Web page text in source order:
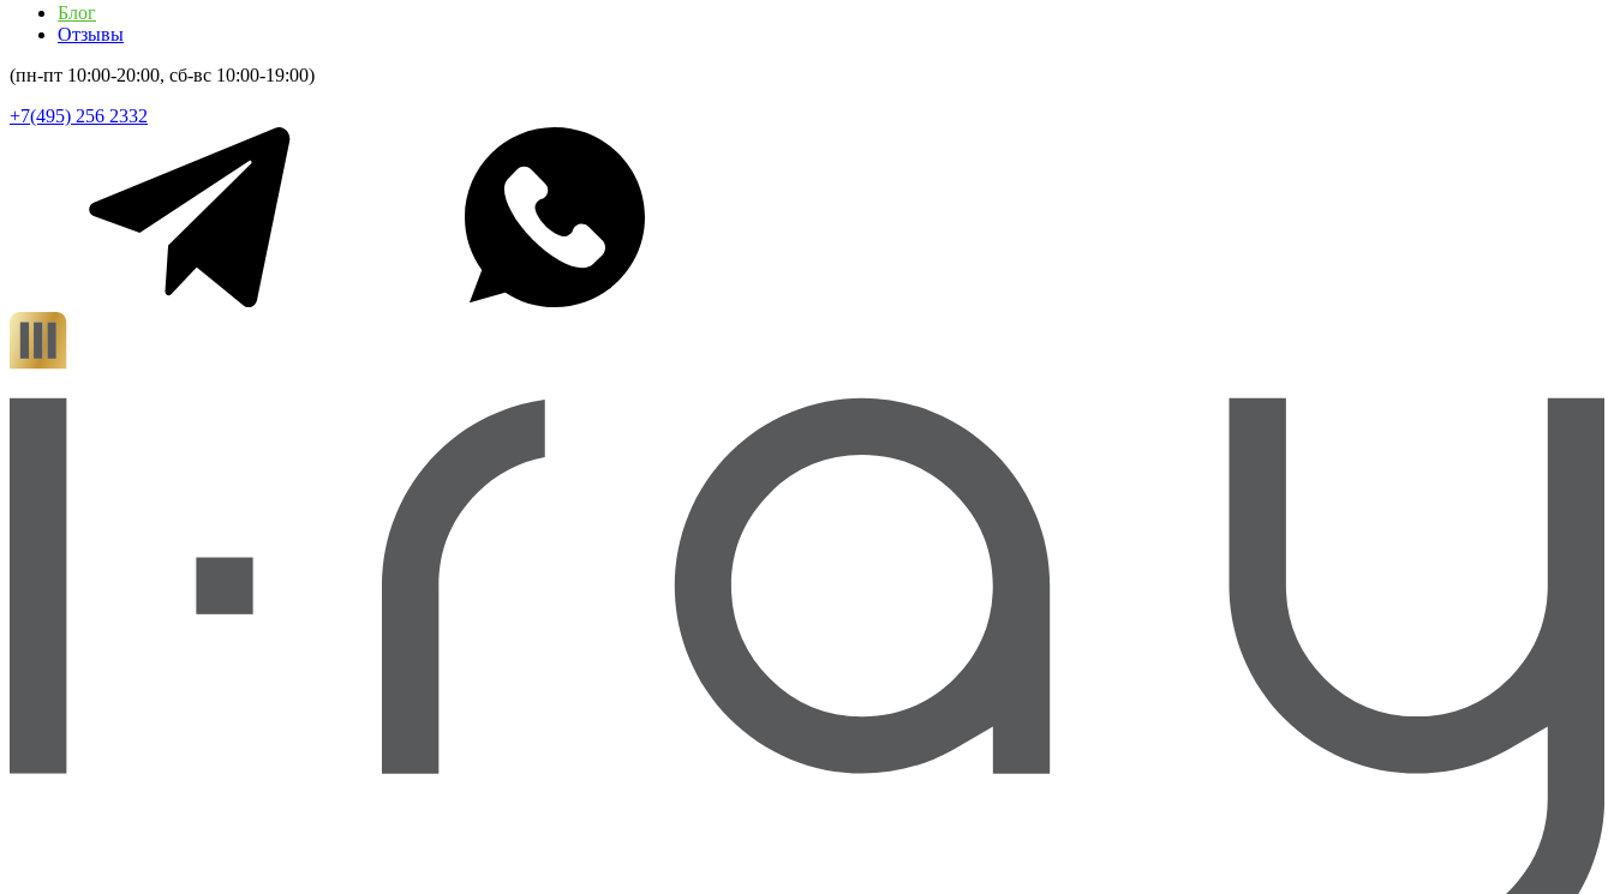
Блог
Отзывы
(пн-пт 10:00-20:00, сб-вс 10:00-19:00)
+7(495) 256 2332